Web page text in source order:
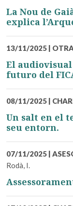
La Nou de
explica
13/11/2025 |
El
futuro del
08/11/2025 |
Un salt en el
seu entorn.
07/11/2025 |
Rodà, I.